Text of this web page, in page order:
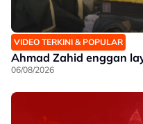
VIDEO TERKINI & POPULAR
Ahmad Zahid enggan
06/08/2026